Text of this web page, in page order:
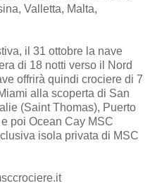
Valletta, Malta,
il 31 ottobre la nave
di 18 notti verso il Nord
offrirà quindi crociere di 7
alla scoperta di San
(Saint Thomas), Puerto
poi Ocean Cay MSC
isola privata di MSC